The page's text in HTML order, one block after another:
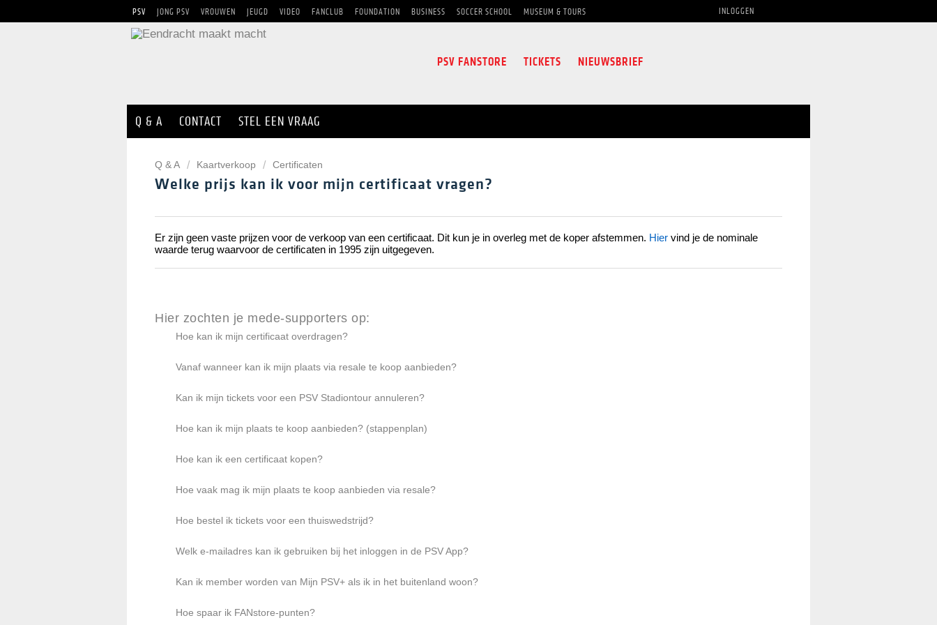
PSV JONG PSV VROUWEN JEUGD VIDEO FANCLUB FOUNDATION BUSINESS SOCCER SCHOOL MUSEUM & TOURS INLOGGEN
PSV FANSTORE TICKETS NIEUWSBRIEF
Q & A CONTACT STEL EEN VRAAG
Q & A Kaartverkoop Certificaten
Welke prijs kan ik voor mijn certificaat vragen?
Er zijn geen vaste prijzen voor de verkoop van een certificaat. Dit kun je in overleg met de koper afstemmen. Hier vind je de nominale
waarde terug waarvoor de certificaten in 1995 zijn uitgegeven.
Hier zochten je mede-supporters op:
Hoe kan ik mijn certificaat overdragen?
Vanaf wanneer kan ik mijn plaats via resale te koop aanbieden?
Kan ik mijn tickets voor een PSV Stadiontour annuleren?
Hoe kan ik mijn plaats te koop aanbieden? (stappenplan)
Hoe kan ik een certificaat kopen?
Hoe vaak mag ik mijn plaats te koop aanbieden via resale?
Hoe bestel ik tickets voor een thuiswedstrijd?
Welk e-mailadres kan ik gebruiken bij het inloggen in de PSV App?
Kan ik member worden van Mijn PSV+ als ik in het buitenland woon?
Hoe spaar ik FANstore-punten?